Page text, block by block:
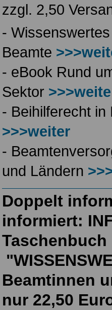
zzgl. 2,50
-
Beamte
- eBook Rund
Sektor
- Beihilferecht
>>>weiter
-
und Ländern
Doppelt
informiert:
Taschenbuch
Beamtinnen
nur 22,50